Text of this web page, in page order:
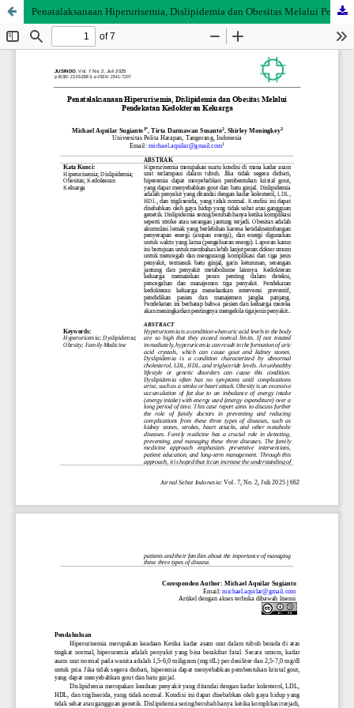
Penatalaksanaan Hiperurisemia, Dislipidemia dan Obesitas Melalui Pendekatan Kedokteran Keluarga